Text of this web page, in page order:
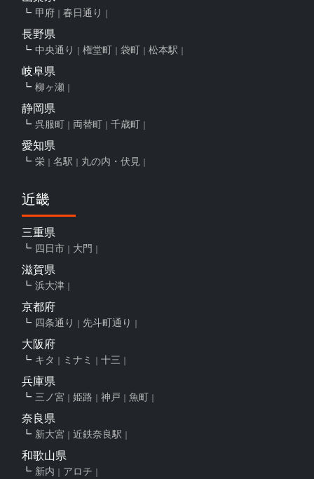
甲府 春日通り
長野県
中央通り 権堂町 袋町 松本駅
岐阜県
柳ヶ瀬
静岡県
呉服町 両替町 千歳町
愛知県
栄 名駅 丸の内・伏見
近畿
三重県
四日市 大門
滋賀県
浜大津
京都府
四条通り 先斗町通り
大阪府
キタ ミナミ 十三
兵庫県
三ノ宮 姫路 神戸 魚町
奈良県
新大宮 近鉄奈良駅
和歌山県
新内 アロチ